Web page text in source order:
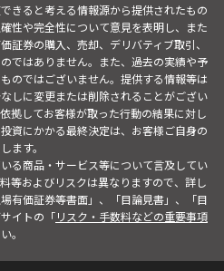
きると考える情報源から提供されたもの
性や完全性について意見を表明し、また
証券の購入、売却、デリバティブ取引、
ではありません。また、過去の実績や予
のではございません。提供する情報等は
しに変更または削除されることがござい
拠してお客様が取った行動の結果に対し
資にかかる最終決定は、お客様ご自身の
ます。
る商品・サービス等について言及してい
等およびリスクは異なりますので、詳し
有価証券等書面」、「目論見書」、「目
イトの「リスク・手数料などの重要事項
。